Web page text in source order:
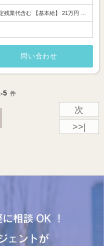
残業代含む 【基本給】 21万円 …
問い合わせ
5 件
次
>>|